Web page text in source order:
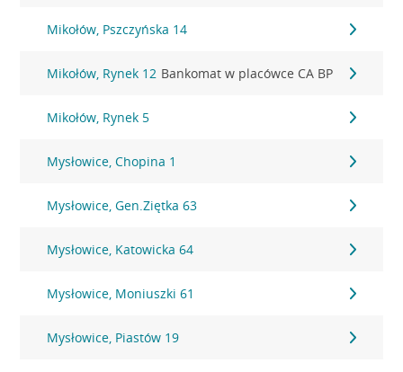
Mikołów, Pszczyńska 14
Mikołów, Rynek 12 Bankomat w placówce CA BP
Mikołów, Rynek 5
Mysłowice, Chopina 1
Mysłowice, Gen.Ziętka 63
Mysłowice, Katowicka 64
Mysłowice, Moniuszki 61
Mysłowice, Piastów 19